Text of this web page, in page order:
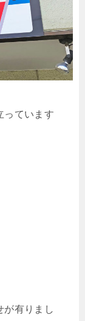
っています
が有りまし